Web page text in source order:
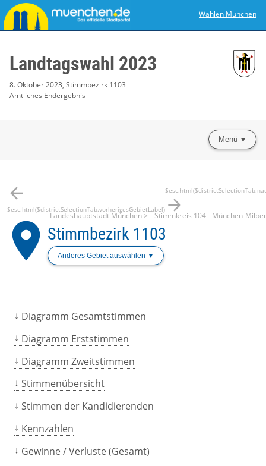
Wahlen München
Landtagswahl 2023
8. Oktober 2023, Stimmbezirk 1103
Amtliches Endergebnis
Menü
arrow_back
$esc.html($districtSelectionTab.vorherigesGebietLabel) arrow_forward
place
Landeshauptstadt München Stimmkreis 104 - München-
Stimmbezirk 1103
Anderes Gebiet auswählen
Diagramm Gesamtstimmen
Diagramm Erststimmen
Diagramm Zweitstimmen
Stimmenübersicht
Stimmen der Kandidierenden
Kennzahlen
Gewinne / Verluste (Gesamt)